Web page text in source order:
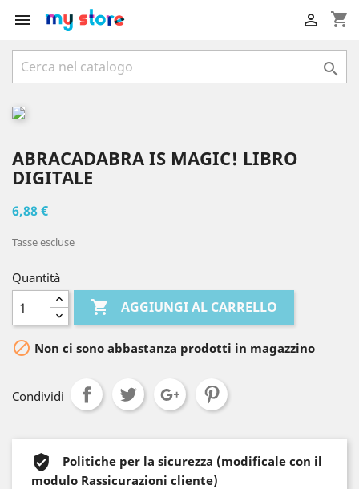
 shopping_cart


ABRACADABRA IS MAGIC! LIBRO
DIGITALE
6,88 €
Tasse escluse
Quantità
 AGGIUNGI AL CARRELLO
 Non ci sono abbastanza prodotti in magazzino
Condividi
Politiche per la sicurezza (modificale con il
modulo Rassicurazioni cliente)